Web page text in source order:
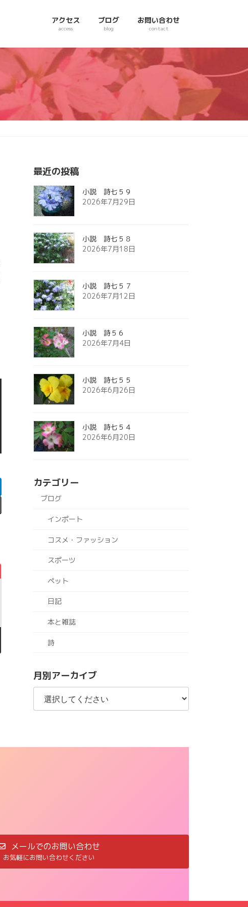
アクセス
access
ブログ
blog
お問い合わせ
contact
最近の投稿
小説 詩七５９
2026年7月29日
小説 詩七５８
2026年7月18日
小説 詩七５７
2026年7月12日
小説 詩５６
2026年7月4日
小説 詩七５５
2026年6月26日
小説 詩七５４
2026年6月20日
カテゴリー
ブログ
インポート
コスメ・ファッション
スポーツ
ペット
日記
本と雑誌
詩
月別アーカイブ
メールでのお問い合わせ
お気軽にお問い合わせください